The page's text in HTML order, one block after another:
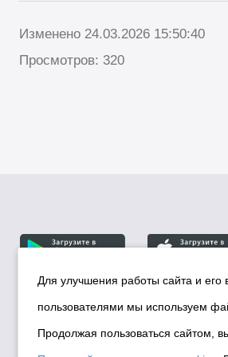
Изменено 24.03.2026 15:50:40
Просмотров: 320
© Департамент
города Новосибирска, 2026
Политика использования
Для улучшения работы сайта и его
пользователями мы используем
Продолжая пользоваться сайтом,